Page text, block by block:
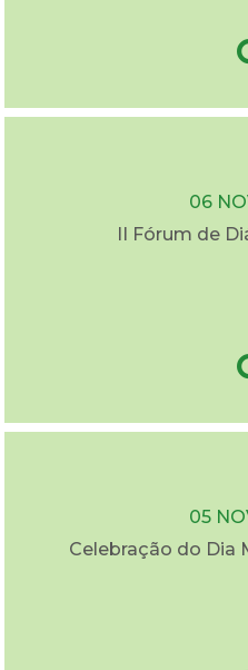
06
II Fórum de
05
Celebração do Dia